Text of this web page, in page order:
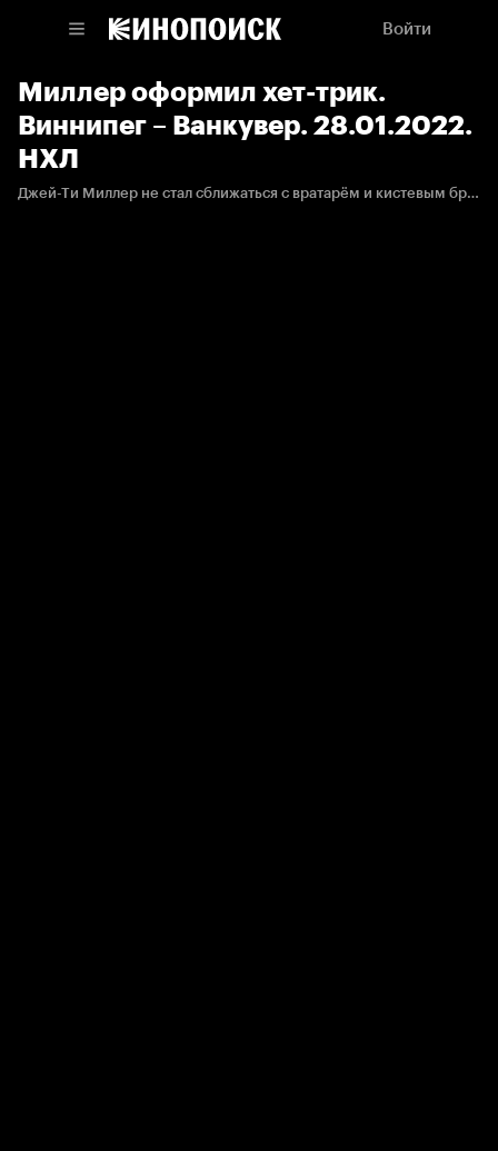
Войти
Миллер оформил хет-трик.
Виннипег – Ванкувер. 28.01.2022.
НХЛ
Джей-Ти Миллер не стал сближаться с вратарём и кистевым броском отправил шайбу ему в домик.